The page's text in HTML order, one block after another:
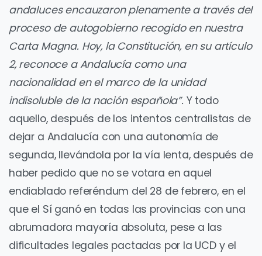
andaluces encauzaron plenamente a través del
proceso de autogobierno recogido en nuestra
Carta Magna. Hoy, la Constitución, en su artículo
2, reconoce a Andalucía como una
nacionalidad en el marco de la unidad
indisoluble de la nación española”. Y todo
aquello, después de los intentos centralistas de
dejar a Andalucía con una autonomía de
segunda, llevándola por la vía lenta, después de
haber pedido que no se votara en aquel
endiablado referéndum del 28 de febrero, en el
que el Sí ganó en todas las provincias con una
abrumadora mayoría absoluta, pese a las
dificultades legales pactadas por la UCD y el